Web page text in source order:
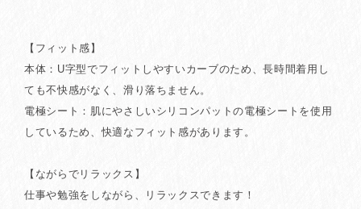
【フィット感】
本体：U字型でフィットしやすいカーブのため、長時間着用し
ても不快感がなく、滑り落ちません。
電極シート：肌にやさしいシリコンパットの電極シートを使用
しているため、快適なフィット感があります。
【ながらでリラックス】
仕事や勉強をしながら、リラックスできます！